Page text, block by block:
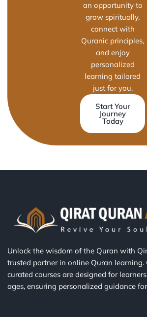
an opportunity to
grow spiritually,
connect with
Quranic principles,
and enjoy
personalized
learning tailored
just for you.
Start Your
Journey
Today
Unlock the wisdom of the Quran with
trusted partner in online Quran learning.
curated courses are designed for
ages, ensuring personalized guidance